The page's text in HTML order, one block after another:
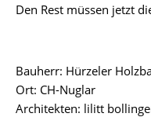
Den Rest müssen jetzt
Bauherr: Hürzeler
Ort: CH-Nuglar
Architekten: lilitt